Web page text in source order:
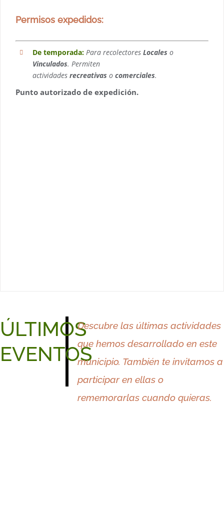
Permisos expedidos:
De temporada: Para recolectores Locales o
Vinculados. Permiten
actividades recreativas o comerciales.
Punto autorizado de expedición.
ÚLTIMOS
EVENTOS
Descubre las últimas actividades
que hemos desarrollado en este
municipio. También te invitamos a
participar en ellas o
rememorarlas cuando quieras.